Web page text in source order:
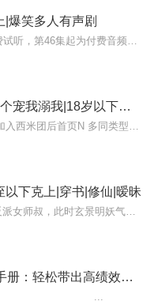
爆笑多人有声剧
七位师姐国色天香~个个宠我溺我|18岁以下禁入
以下克上|穿书|修仙|暧昧
10人以下小团队管理手册：轻松带出高绩效团队